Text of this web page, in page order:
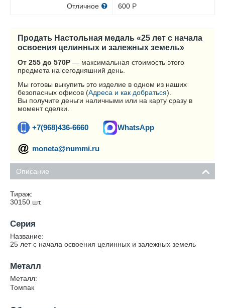
Отличное 600 Р
Продать Настольная медаль «25 лет с начала
освоения целинных и залежных земель»
От 255 до 570Р — максимальная стоимость этого
предмета на сегодняшний день.
Мы готовы выкупить это изделие в одном из наших
безопасных офисов (Адреса и как добраться).
Вы получите деньги наличными или на карту сразу в
момент сделки.
+7(968)436-6660 WhatsApp
moneta@nummi.ru
Описание
Тираж:
30150 шт.
Серия
Название:
25 лет с начала освоения целинных и залежных земель
Металл
Металл:
Томпак